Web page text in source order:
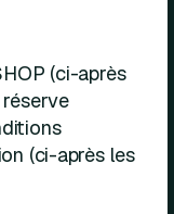
(ci-après
(ci-après les